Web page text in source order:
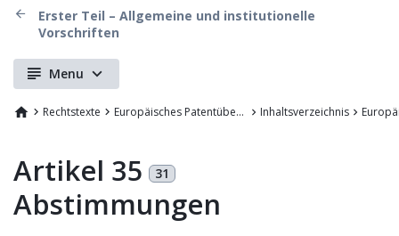
Erster Teil – Allgemeine und institutionelle
Vorschriften
Menu
Rechtstexte Europäisches Patentübereinkommen Inhaltsverzeichnis
Artikel 35 31
Abstimmungen